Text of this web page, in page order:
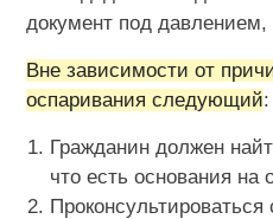
документ под давлением,
Вне зависимости от
оспаривания следующий:
Гражданин должен
что есть основания